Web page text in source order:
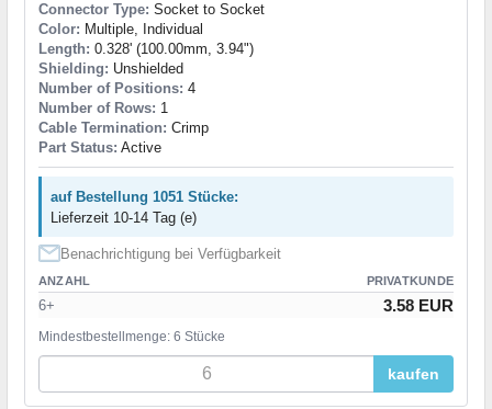
Connector Type: Socket to Socket
Color: Multiple, Individual
Length: 0.328' (100.00mm, 3.94")
Shielding: Unshielded
Number of Positions: 4
Number of Rows: 1
Cable Termination: Crimp
Part Status: Active
auf Bestellung 1051 Stücke:
Lieferzeit 10-14 Tag (e)
Benachrichtigung bei Verfügbarkeit
ANZAHL PRIVATKUNDE
6+ 3.58 EUR
Mindestbestellmenge: 6 Stücke
kaufen